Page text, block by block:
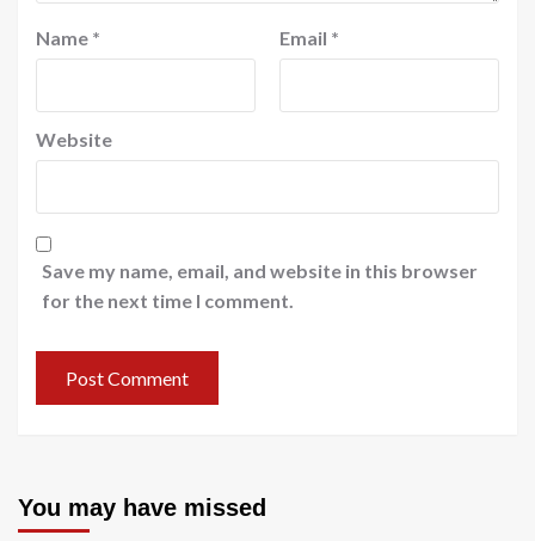
Name * Email *
Website
Save my name, email, and website in this browser
for the next time I comment.
You may have missed